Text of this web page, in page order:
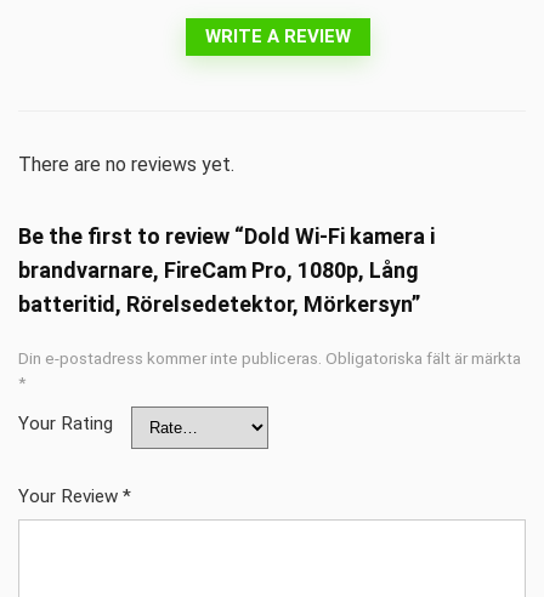
WRITE A REVIEW
There are no reviews yet.
Be the first to review “Dold Wi-Fi kamera i
brandvarnare, FireCam Pro, 1080p, Lång
batteritid, Rörelsedetektor, Mörkersyn”
Din e-postadress kommer inte publiceras. Obligatoriska fält är märkta
*
Your Rating
Your Review *